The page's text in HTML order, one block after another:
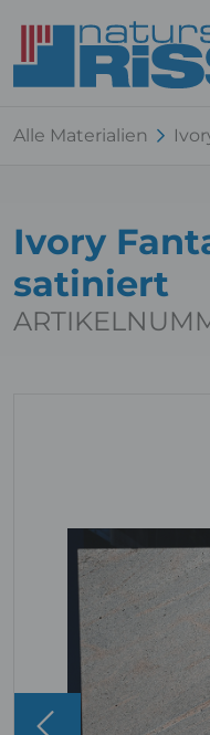
Alle Materialien
Ivory
satiniert